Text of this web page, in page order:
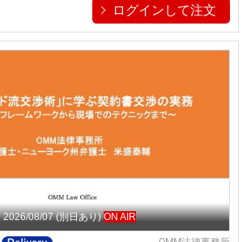
ログインして注文
2026/08/07 (別日あり) ON AIR